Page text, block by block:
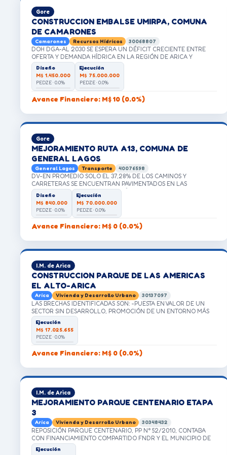
MÁS AL NORTE DE CHILE Y MÁS CERCANA AL HITO TRIPARTITO
CON PERÚ Y BOLIVIA.
Gore
CONSTRUCCION EMBALSE UMIRPA, COMUNA
DE CAMARONES
Camarones Recursos Hídricos 30068807
DOH DGA-AL 2030 SE ESPERA UN DÉFICIT CRECIENTE ENTRE
OFERTA Y DEMANDA HÍDRICA EN LA REGIÓN DE ARICA Y
PARINACOTA
Diseño
M$ 1.450.000
PEDZE · 0.0%
Ejecución
M$ 75.000.000
PEDZE · 0.0%
Avance Financiero: M$ 10 (0.0%)
Gore
MEJORAMIENTO RUTA A13, COMUNA DE
GENERAL LAGOS
General Lagos Transporte 40076598
DV-EN PROMEDIO SOLO EL 37,28% DE LOS CAMINOS Y
CARRETERAS SE ENCUENTRAN PAVIMENTADOS EN LAS
COMUNAS RURALES DE LA REGIÓN, SIENDO EL MENOR NIVEL EL
QUE PRESENTA LA COMUNA DE GENERAL LAGOS.
Diseño
M$ 840.000
PEDZE · 0.0%
Ejecución
M$ 70.000.000
PEDZE · 0.0%
Avance Financiero: M$ 0 (0.0%)
I.M. de Arica
CONSTRUCCION PARQUE DE LAS AMERICAS
EL ALTO-ARICA
Arica Vivienda y Desarrollo Urbano 30137097
LAS BRECHAS IDENTIFICADAS SON: -PUESTA EN VALOR DE UN
SECTOR SIN DESARROLLO, PROMOCIÓN DE UN ENTORNO MÁS
LIMPIO, SALUDABLE, CON SENSACIÓN DE SEGURIDAD QUE
MEJORE LA CALIDAD DE VIDA DE LOS RESIDENTES, PROTECCIÓN
AMBIENTAL: MINIMIZACIÓN DE LA CONTAMINACIÓN AMBIENTAL ,
ELIMINANDO PLAGAS Y MALOS OLORES, DESARROLLO
COMUNITARIO: IMPULSO DEL DESARROLLO INTEGRAL DE LAS
COMUNIDADES MEDIANTE LA PROVISIÓN DE INFRAESTRUCTURA
Ejecución
M$ 17.025.655
PEDZE · 0.0%
Avance Financiero: M$ 0 (0.0%)
I.M. de Arica
MEJORAMIENTO PARQUE CENTENARIO ETAPA
3
Arica Vivienda y Desarrollo Urbano 30348432
REPOSICIÓN PARQUE CENTENARIO, PP N° 52/2010, CONTABA
CON FINANCIAMIENTO COMPARTIDO FNDR Y EL MUNICIPIO DE
ARICA. DICHA INICIATIVA FUE PARALIZADA JUDICIALMENTE
CUANDO SE ENCONTRABA EN LA ETAPA DE EJECUCIÓN.
Ejecución